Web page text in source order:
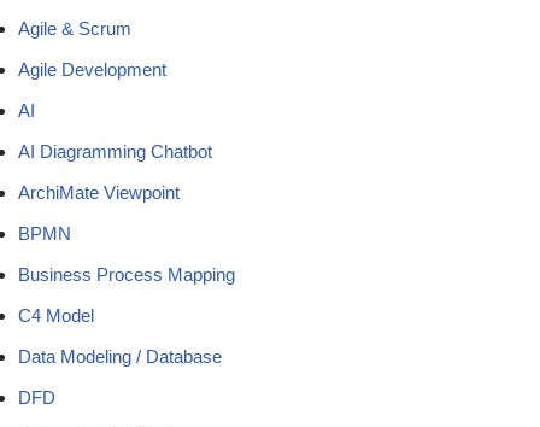
Agile & Scrum
Agile Development
AI
AI Diagramming Chatbot
ArchiMate Viewpoint
BPMN
Business Process Mapping
C4 Model
Data Modeling / Database
DFD